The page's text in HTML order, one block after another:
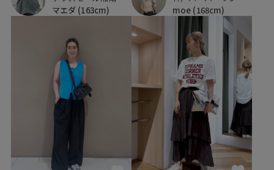
マエダ (163cm)
moe (168cm)